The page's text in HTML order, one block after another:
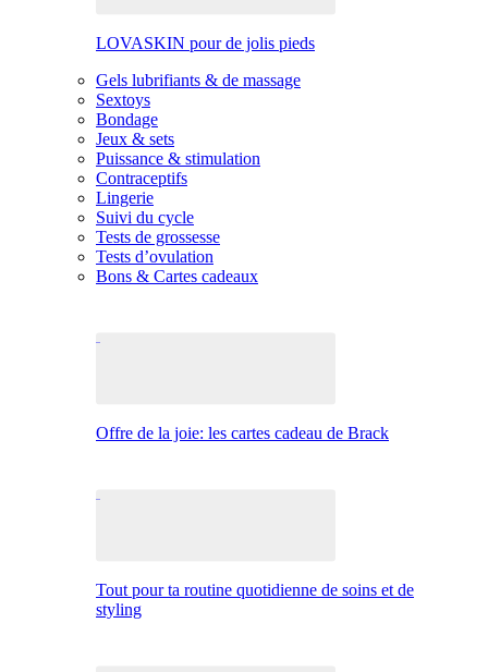
LOVASKIN pour de jolis pieds
Gels lubrifiants & de massage
Sextoys
Bondage
Jeux & sets
Puissance & stimulation
Contraceptifs
Lingerie
Suivi du cycle
Tests de grossesse
Tests d’ovulation
Bons & Cartes cadeaux
Offre de la joie: les cartes cadeau de Brack
Tout pour ta routine quotidienne de soins et de
styling